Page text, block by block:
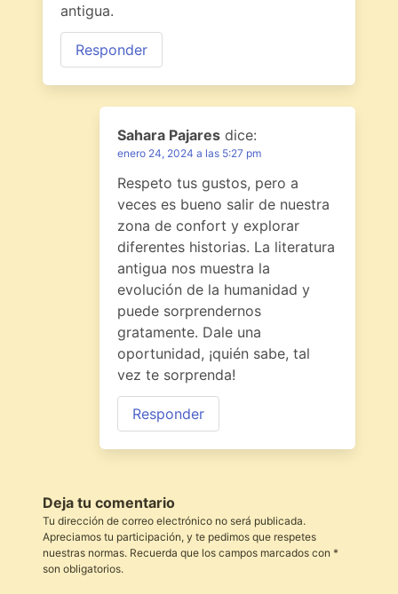
antigua.
Responder
Sahara Pajares dice:
enero 24, 2024 a las 5:27 pm
Respeto tus gustos, pero a
veces es bueno salir de nuestra
zona de confort y explorar
diferentes historias. La literatura
antigua nos muestra la
evolución de la humanidad y
puede sorprendernos
gratamente. Dale una
oportunidad, ¡quién sabe, tal
vez te sorprenda!
Responder
Deja tu comentario
Tu dirección de correo electrónico no será publicada.
Apreciamos tu participación, y te pedimos que respetes
nuestras normas. Recuerda que los campos marcados con *
son obligatorios.